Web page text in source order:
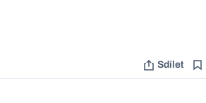
Sdílet